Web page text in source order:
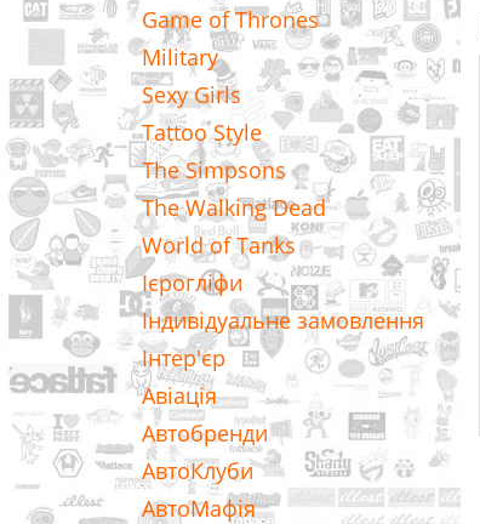
Game of Thrones
Military
Sexy Girls
Tattoo Style
The Simpsons
The Walking Dead
World of Tanks
Ієрогліфи
Індивідуальне замовлення
Інтер'єр
Авіація
Автобренди
АвтоКлуби
АвтоМафія